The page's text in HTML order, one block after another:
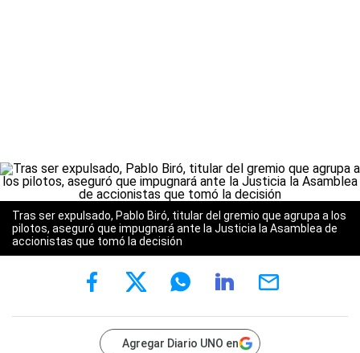
Tras ser expulsado, Pablo Biró, titular del gremio que agrupa a los
pilotos, aseguró que impugnará ante la Justicia la Asamblea de
accionistas que tomó la decisión
Agregar Diario UNO en